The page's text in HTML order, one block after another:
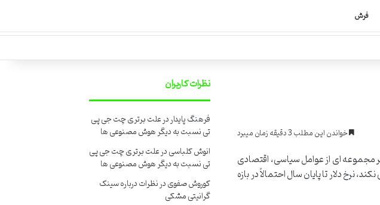
فرش
خواندن این مطلب 3 دقیقه زمان میبرد
ارز همچنان تحت تأثیر مجموعه ای از عوامل سیاسی، اقتصادی
نرخ دلار تا پایان سال احتمالاً در بازه
نظرات کاربران
فرهنگ پایداردرعلت برتری چت جی پی
تی نسبت به دیگر هوش مصنوعی ها
انوش کلباسیدرعلت برتری چت جی پی
تی نسبت به دیگر هوش مصنوعی ها
کوروش صفویدرنظرات درباره سینک
گرانیتی مشکی